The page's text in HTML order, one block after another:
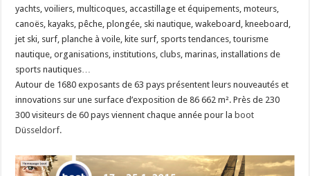
yachts, voiliers, multicoques, accastillage et équipements, moteurs,
canoës, kayaks, pêche, plongée, ski nautique, wakeboard, kneeboard,
jet ski, surf, planche à voile, kite surf, sports tendances, tourisme
nautique,organisations, institutions, clubs, marinas, installations de
sports nautiques…
Autour de 1680 exposants de 63 pays présentent leurs nouveautés et
innovations sur une surface d’exposition de 86 662 m². Près de 230
300 visiteurs de 60 pays viennent chaque année pour la boot
Düsseldorf.